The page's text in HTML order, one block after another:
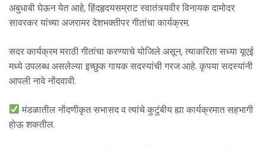
अबुधाबी घेऊन येत आहे, हिंदहृदयसम्राट स्वातंत्र्यवीर विनायक दामोदर
सावरकर यांच्या अजरामर देशभक्तीपर गीतांचा कार्यक्रम.
सदर कार्यक्रम मराठी गीतांचा करण्याचे योजिले असून, त्याकरिता सध्या यूएई
मध्ये उपलब्ध असलेल्या इच्छुक गायक सदस्यांची गरज आहे. कृपया सदस्यांनी
आपली नावे नोंदवावी.
मंडळातील नोंदणीकृत सभासद व त्यांचे कुटुंबीय ह्या कार्यक्रमात सहभागी
होऊ शकतील.